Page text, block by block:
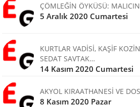
ÇÖMLEĞİN ÖYKÜSÜ:
5 Aralık 2020 Cumartesi
KURTLAR VADİSİ, KAŞİF
SEDAT SAVTAK…
14 Kasım 2020 Cumartesi
AKYOL KIRAATHANESİ VE
8 Kasım 2020 Pazar